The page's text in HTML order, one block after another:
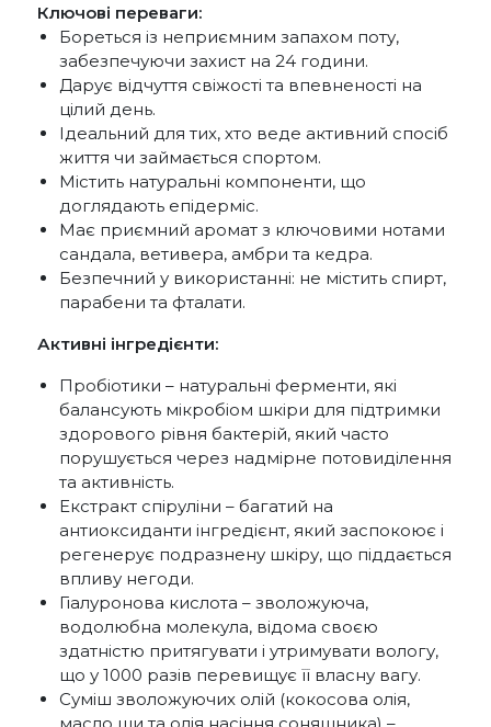
Ключові переваги:
Бореться із неприємним запахом поту,
забезпечуючи захист на 24 години.
Дарує відчуття свіжості та впевненості на
цілий день.
Ідеальний для тих, хто веде активний спосіб
життя чи займається спортом.
Містить натуральні компоненти, що
доглядають епідерміс.
Має приємний аромат з ключовими нотами
сандала, ветивера, амбри та кедра.
Безпечний у використанні: не містить спирт,
парабени та фталати.
Активні інгредієнти:
Пробіотики – натуральні ферменти, які
балансують мікробіом шкіри для підтримки
здорового рівня бактерій, який часто
порушується через надмірне потовиділення
та активність.
Екстракт спіруліни – багатий на
антиоксиданти інгредієнт, який заспокоює і
регенерує подразнену шкіру, що піддається
впливу негоди.
Гіалуронова кислота – зволожуюча,
водолюбна молекула, відома своєю
здатністю притягувати і утримувати вологу,
що у 1000 разів перевищує її власну вагу.
Суміш зволожуючих олій (кокосова олія,